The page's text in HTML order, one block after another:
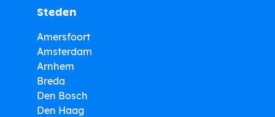
Steden
Amersfoort
Amsterdam
Arnhem
Breda
Den Bosch
Den Haag